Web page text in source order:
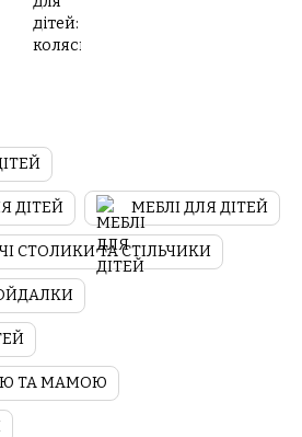
ДІТЕЙ МЕБЛІ ДЛЯ ДІТЕЙ
СТОЛИКИ ТА СТІЛЬЧИКИ
ТА МАМОЮ